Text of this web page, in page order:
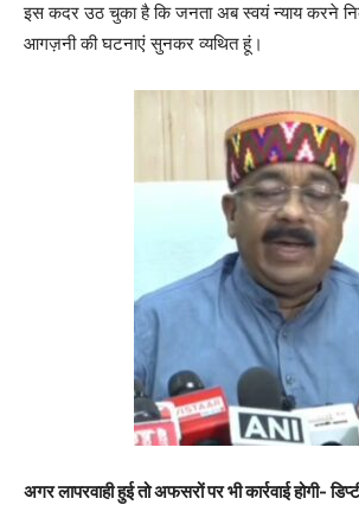
इस कदर उठ चुका है कि जनता अब स्वयं न्याय करने
आगज़नी की घटनाएं सुनकर व्यथित हूं।
अगर लापरवाही हुई तो अफसरों पर भी कार्रवाई होगी-